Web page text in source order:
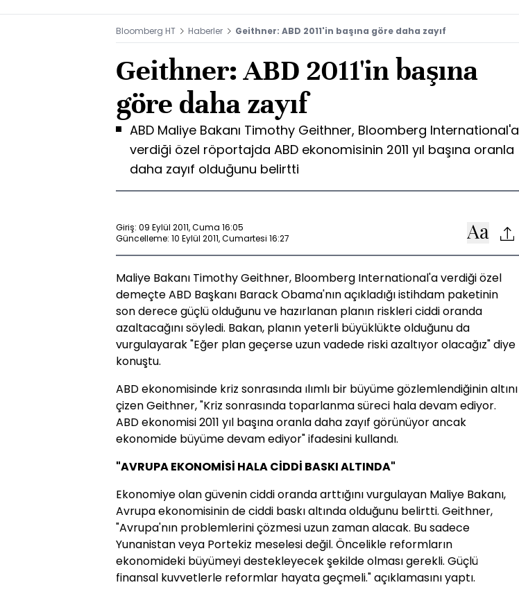
Bloomberg HT Haberler Geithner: ABD 2011'in başına göre daha zayıf
Geithner: ABD 2011'in başına
göre daha zayıf
ABD Maliye Bakanı Timothy Geithner, Bloomberg International'a
verdiği özel röportajda ABD ekonomisinin 2011 yıl başına oranla
daha zayıf olduğunu belirtti
Giriş: 09 Eylül 2011, Cuma 16:05
Güncelleme: 10 Eylül 2011, Cumartesi 16:27
Maliye Bakanı Timothy Geithner, Bloomberg International'a verdiği özel
demeçte ABD Başkanı Barack Obama'nın açıkladığı istihdam paketinin
son derece güçlü olduğunu ve hazırlanan planın riskleri ciddi oranda
azaltacağını söyledi. Bakan, planın yeterli büyüklükte olduğunu da
vurgulayarak "Eğer plan geçerse uzun vadede riski azaltıyor olacağız" diye
konuştu.
ABD ekonomisinde kriz sonrasında ılımlı bir büyüme gözlemlendiğinin altını
çizen Geithner, "Kriz sonrasında toparlanma süreci hala devam ediyor.
ABD ekonomisi 2011 yıl başına oranla daha zayıf görünüyor ancak
ekonomide büyüme devam ediyor" ifadesini kullandı.
"AVRUPA EKONOMİSİ HALA CİDDİ BASKI ALTINDA"
Ekonomiye olan güvenin ciddi oranda arttığını vurgulayan Maliye Bakanı,
Avrupa ekonomisinin de ciddi baskı altında olduğunu belirtti. Geithner,
"Avrupa'nın problemlerini çözmesi uzun zaman alacak. Bu sadece
Yunanistan veya Portekiz meselesi değil. Öncelikle reformların
ekonomideki büyümeyi destekleyecek şekilde olması gerekli. Güçlü
finansal kuvvetlerle reformlar hayata geçmeli." açıklamasını yaptı.